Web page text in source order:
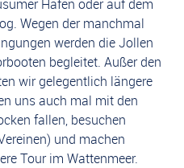
Hafen oder auf dem
Wegen der manchmal
werden die Jollen
begleitet. Außer den
wir gelegentlich längere
uns auch mal mit den
fallen, besuchen
und machen
Tour im Wattenmeer.